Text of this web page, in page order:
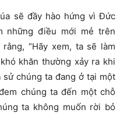
sẽ đầy hào hứng vì Đức
những điều mới mẻ trên
“Hãy xem, ta sẽ làm
khăn thường xảy ra khi
sử chúng ta đang ở tại một
chúng ta đến một chỗ
ta không muốn rời bỏ